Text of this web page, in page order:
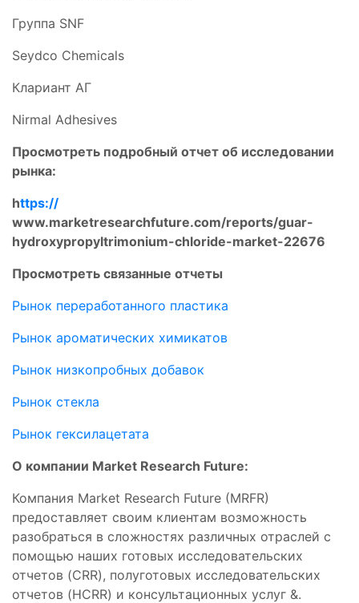
Группа SNF
Seydco Chemicals
Клариант АГ
Nirmal Adhesives
Просмотреть подробный отчет об исследовании
рынка:
https://
www.marketresearchfuture.com/reports/guar-
hydroxypropyltrimonium-chloride-market-22676
Просмотреть связанные отчеты
Рынок переработанного пластика
Рынок ароматических химикатов
Рынок низкопробных добавок
Рынок стекла
Рынок гексилацетата
О компании Market Research Future:
Компания Market Research Future (MRFR)
предоставляет своим клиентам возможность
разобраться в сложностях различных отраслей с
помощью наших готовых исследовательских
отчетов (CRR), полуготовых исследовательских
отчетов (HCRR) и консультационных услуг &.